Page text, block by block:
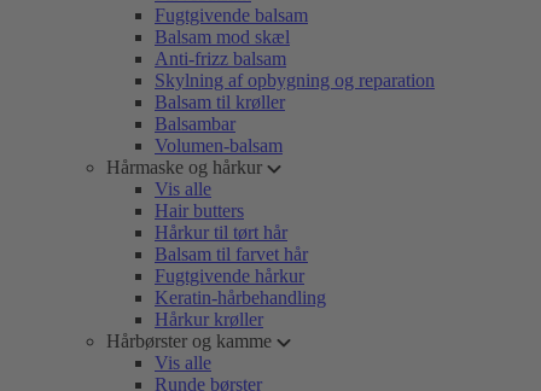
Fugtgivende balsam
Balsam mod skæl
Anti-frizz balsam
Skylning af opbygning og reparation
Balsam til krøller
Balsambar
Volumen-balsam
Hårmaske og hårkur
Vis alle
Hair butters
Hårkur til tørt hår
Balsam til farvet hår
Fugtgivende hårkur
Keratin-hårbehandling
Hårkur krøller
Hårbørster og kamme
Vis alle
Runde børster